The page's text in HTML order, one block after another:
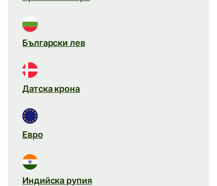
Български лев
Датска крона
Евро
Индийска рупия